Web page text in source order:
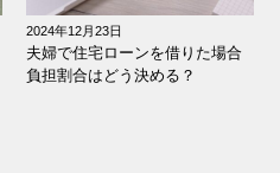
2024年12月23日
夫婦で住宅ローンを借りた場合
負担割合はどう決める？